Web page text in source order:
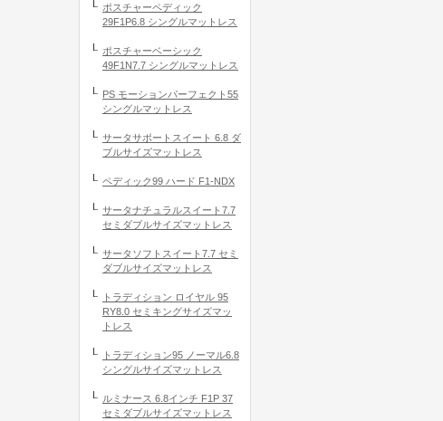
ポスチャーペディック
29F1P6.8 シングルマットレス
ポスチャーベーシック
49F1N7.7 シングルマットレス
PS モーションパーフェクト55
シングルマットレス
サータサポートスイート 6.8 ダ
ブルサイズマットレス
ペディック99 ハード F1-NDX
サータナチュラルスイート7.7
セミダブルサイズマットレス
サータソフトスイート7.7 セミ
ダブルサイズマットレス
トラディション ロイヤル 95
RY8.0 セミキングサイズマッ
トレス
トラディション95 ノーマル6.8
シングルサイズマットレス
ルミナース 6.8インチ F1P 37
セミダブルサイズマットレス